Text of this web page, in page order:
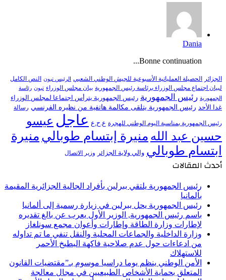
Dania
Bonne continuation...
الجزائر الحصيلة العملياتية الأسبوعية للجيش الوطني الشعبي الرئيس تبون النص الكامل
لبيان اجتماع مجلس الوزراء برئاسة رئيس الجمهورية بيان مجلس الوزراء تبون رئاسة
الجمهورية رئيس الجمهورية رئيس الجمهورية يترأس اجتماعا لمجلس الوزراء
غدا الأحد رئيس الجمهورية يتلقى مكالمة هاتفية من نظيره الفرنسي رسالة
رئيس الجمهورية بمناسبة اليوم الوطني للهجرة ع.ح.ع عاجل عيسو
حسين عبد الله منيرة إبتسام طوبالي منيرة
ابتسام طوبالي والي ولاية الجزائر وزير الاتصال
أحدث المقالات
رئيس الجمهورية يلتقي ببرلين بأفراد الجالية الجزائرية المقيمة
بألمانيا
رئيس الجمهورية يحل ببرلين في زيارة رسمية إلى ألمانيا
باسم رئيس الجمهورية, الوزير الأول يعرب عن بالغ تقديره
لإطارات وزارة الطاقة وإطارات وأعوان مجمع سونلغاز
وزارة الداخلية والجماعات المحلية والنقل تنفي ما تم تداوله
من ادعاءات حول عدم صلاحية فاكهة البطيخ الأحمر
للاستهلاك
الأمن الوطني ينظم يوما دراسيا موسوم بـ”مقتضيات القانون
المتعلق بحماية الأشخاص الطبيعيين في مجال معالجة